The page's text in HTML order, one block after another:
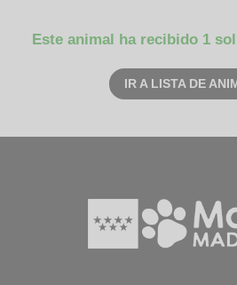
Este animal ha recibido 1
IR A LISTA DE